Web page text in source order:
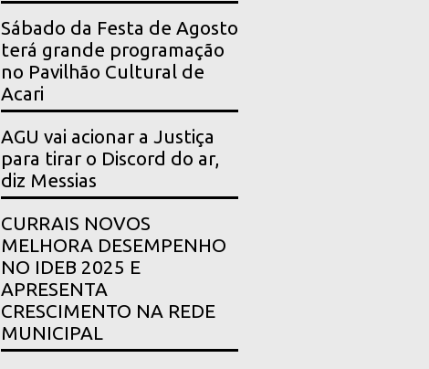
Sábado da Festa de Agosto
terá grande programação
no Pavilhão Cultural de
Acari
AGU vai acionar a Justiça
para tirar o Discord do ar,
diz Messias
CURRAIS NOVOS
MELHORA DESEMPENHO
NO IDEB 2025 E
APRESENTA
CRESCIMENTO NA REDE
MUNICIPAL